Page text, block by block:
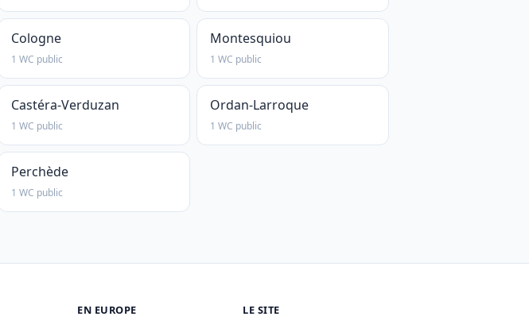
Cologne
1 WC public
Montesquiou
1 WC public
Castéra-Verduzan
1 WC public
Ordan-Larroque
1 WC public
Perchède
1 WC public
EN EUROPE LE SITE